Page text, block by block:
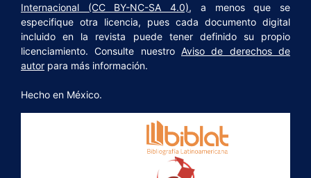
Internacional (CC BY-NC-SA 4.0), a menos que se
especifique otra licencia, pues cada documento digital
incluido en la revista puede tener definido su propio
licenciamiento. Consulte nuestro Aviso de derechos de
autor para más información.
Hecho en México.